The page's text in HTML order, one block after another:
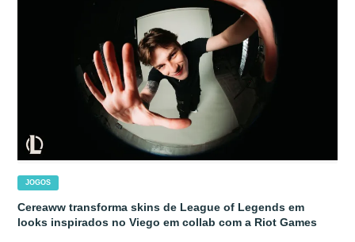
JOGOS
Cereaww transforma skins de League of Legends em
looks inspirados no Viego em collab com a Riot Games